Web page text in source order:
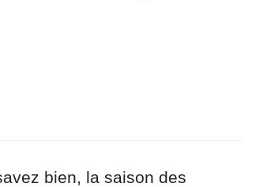
bien, la saison des